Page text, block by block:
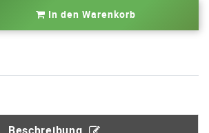
In den Warenkorb